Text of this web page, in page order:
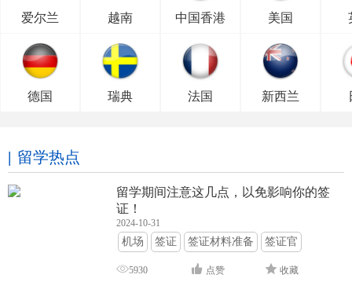
爱尔兰 越南 中国香港 美国
德国 瑞典 法国 新西兰
留学热点
留学期间注意这几点，以免影响你的签
证！
2024-10-31
机场 签证 签证材料准备 签证官
签证面试 签证申请攻略
5930 点赞 收藏